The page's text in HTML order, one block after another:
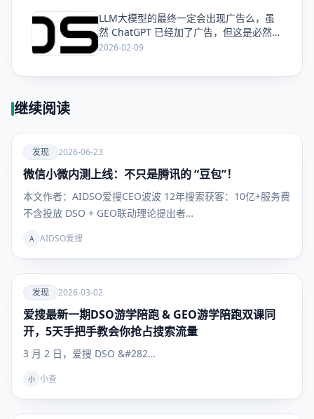
爱
LLM大模型的最终一定会出现广告么，虽
然 ChatGPT 已经加了广告，但这是必然终
局么？
2026-02-09
继续阅读
爱
发现
发现 2026-06-23
微信小微内测上线：不只是腾讯的 “豆包”！
本文作者：AIDSO爱搜CEO波波 12年搜索获客：10亿+服务费
不含投放 DSO + GEO联动理论提出者…
A AIDSO爱搜
爱
发现
发现 2026-03-02
爱搜最新一期DSO游学陪跑 & GEO游学陪跑双课同
开，5天手把手教会你抢占搜索流量
3 月 2 日，爱搜 DSO &#282…
小 小查